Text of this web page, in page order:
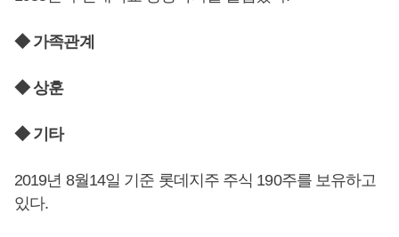
◆ 가족관계
◆ 상훈
◆ 기타
2019년 8월14일 기준 롯데지주 주식 190주를 보유하고
있다.